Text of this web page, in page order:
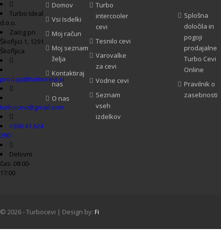
Turbo Ideal
d.o.o.
Zalog pri
Škofljici 1, 1291
Škofljica
prodaja@turbocevi.si
turbocevi@gmail.com
+386 41 624
390
Delovni
čas: 08:00-
17:00
Domov
Vsi Isdelki
Moj račun
Moj seznam
želja
Kontaktiraj
nas
O nas
Turbo
intercooler
cevi
Tesnilo cevi
Varovalke
za cevi
Vodne cevi
Seznam
vseh
izdelkov
Splošna
določila in
pogoji
prodajalne
Turbo Cevi
Online
Pravilnik o
zasebnosti
© 2026 - Turbocevi | Design by: Fi